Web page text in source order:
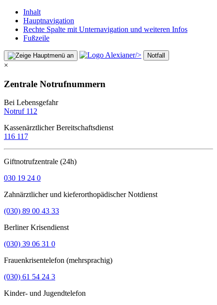
Inhalt
Hauptnavigation
Rechte Spalte mit Unternavigation und weiteren Infos
Fußzeile
/> Notfall
×
Zentrale Notrufnummern
Bei Lebensgefahr
Notruf 112
Kassenärztlicher Bereitschaftsdienst
116 117
Giftnotrufzentrale (24h)
030 19 24 0
Zahnärztlicher und kieferorthopädischer Notdienst
(030) 89 00 43 33
Berliner Krisendienst
(030) 39 06 31 0
Frauenkrisentelefon (mehrsprachig)
(030) 61 54 24 3
Kinder- und Jugendtelefon